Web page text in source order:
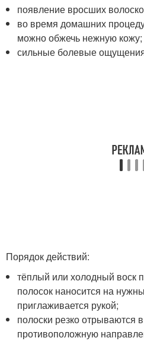
появление вросших
во время домашних
можно обжечь нежную кожу;
сильные болевые
Порядок действий:
тёплый или холодный воск
полосок наносится на
приглаживается рукой;
полоски резко отрываются
противоположную